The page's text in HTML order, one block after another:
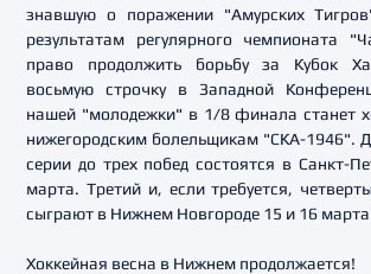
знавшую о поражении "Амурских
результатам регулярного чемпионата
право продолжить борьбу за Кубок
восьмую строчку в Западной
нашей "молодежки" в 1/8 финала станет
нижегородским болельщикам "СКА-1946".
серии до трех побед состоятся в Санкт-
марта. Третий и, если требуется,
сыграют в Нижнем Новгороде 15 и 16
Хоккейная весна в Нижнем продолжается!